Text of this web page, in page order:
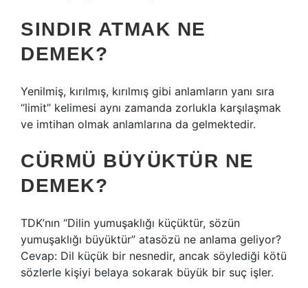
SINDIR ATMAK NE
DEMEK?
Yenilmiş, kırılmış, kırılmış gibi anlamların yanı sıra
“limit” kelimesi aynı zamanda zorlukla karşılaşmak
ve imtihan olmak anlamlarına da gelmektedir.
CÜRMÜ BÜYÜKTÜR NE
DEMEK?
TDK’nın “Dilin yumuşaklığı küçüktür, sözün
yumuşaklığı büyüktür” atasözü ne anlama geliyor?
Cevap: Dil küçük bir nesnedir, ancak söylediği kötü
sözlerle kişiyi belaya sokarak büyük bir suç işler.